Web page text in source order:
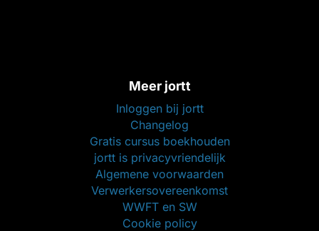
Meer jortt
Inloggen bij jortt
Changelog
Gratis cursus boekhouden
jortt is privacyvriendelijk
Algemene voorwaarden
Verwerkersovereenkomst
WWFT en SW
Cookie policy